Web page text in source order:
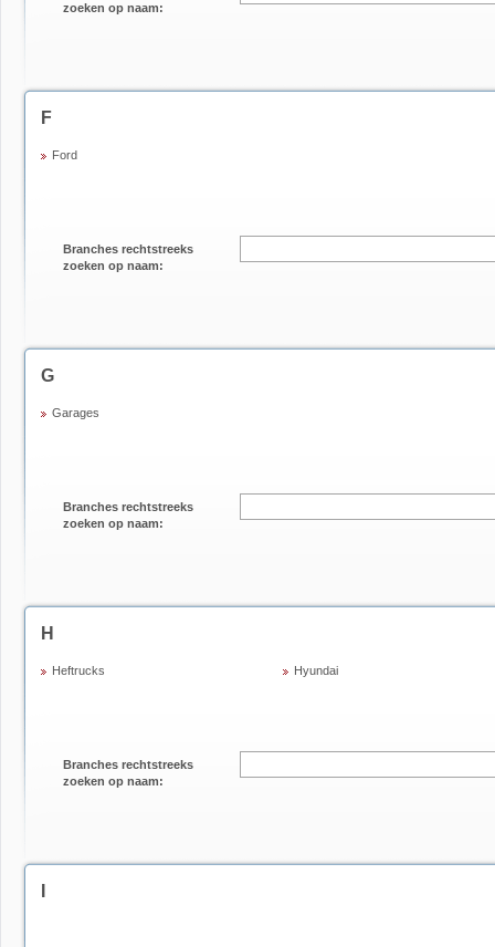
zoeken op naam:
F
Ford
Branches rechtstreeks
zoeken op naam:
G
Garages
Branches rechtstreeks
zoeken op naam:
H
Heftrucks Hyundai
Branches rechtstreeks
zoeken op naam: